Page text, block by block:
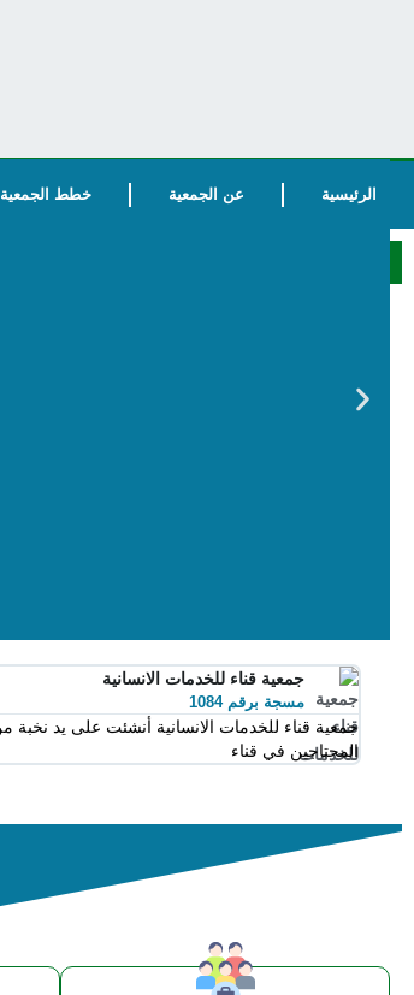
الرئيسية عن الجمعية خطط الجمعية
جمعية قناء للخدمات الانسانية
مسجة برقم 1084
المحتاجين في قناء